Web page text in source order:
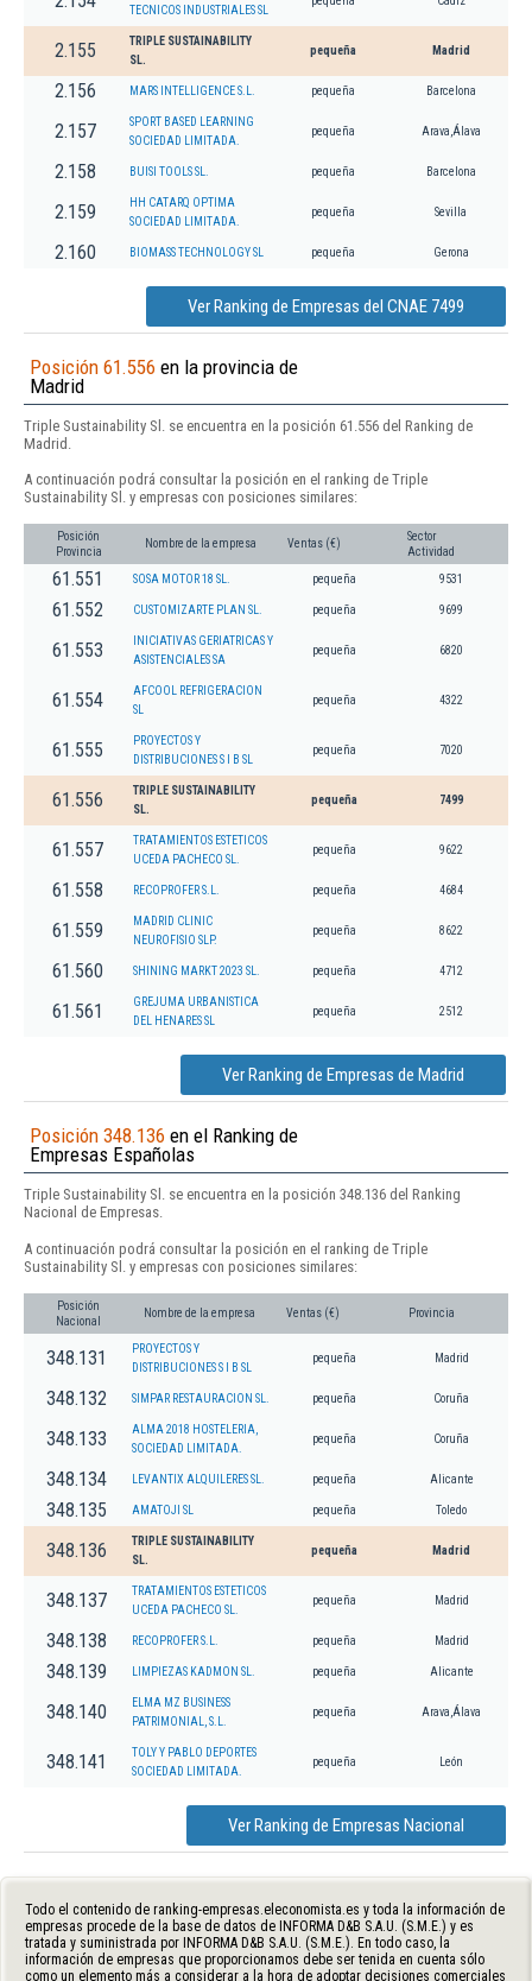
TECNICOS INDUSTRIALES SL
2.155
TRIPLE SUSTAINABILITY
SL.
pequeña Madrid
2.156 MARS INTELLIGENCE S.L. pequeña Barcelona
2.157
SPORT BASED LEARNING
SOCIEDAD LIMITADA.
pequeña Arava,Álava
2.158 BUISI TOOLS SL. pequeña Barcelona
2.159
HH CATARQ OPTIMA
SOCIEDAD LIMITADA.
pequeña Sevilla
2.160 BIOMASS TECHNOLOGY SL pequeña Gerona
Ver Ranking de Empresas del CNAE 7499
Posición 61.556 en la provincia de
Madrid
Triple Sustainability Sl. se encuentra en la posición 61.556 del Ranking de
Madrid.
A continuación podrá consultar la posición en el ranking de Triple
Sustainability Sl. y empresas con posiciones similares:
Posición
Provincia
Nombre de la empresa Ventas (€)
Sector
Actividad
61.551 SOSA MOTOR 18 SL. pequeña 9531
61.552 CUSTOMIZARTE PLAN SL. pequeña 9699
61.553
INICIATIVAS GERIATRICAS Y
ASISTENCIALES SA
pequeña 6820
61.554
AFCOOL REFRIGERACION
SL
pequeña 4322
61.555
PROYECTOS Y
DISTRIBUCIONES S I B SL
pequeña 7020
61.556
TRIPLE SUSTAINABILITY
SL.
pequeña 7499
61.557
TRATAMIENTOS ESTETICOS
UCEDA PACHECO SL.
pequeña 9622
61.558 RECOPROFER S.L. pequeña 4684
61.559
MADRID CLINIC
NEUROFISIO SLP.
pequeña 8622
61.560 SHINING MARKT 2023 SL. pequeña 4712
61.561
GREJUMA URBANISTICA
DEL HENARES SL
pequeña 2512
Ver Ranking de Empresas de Madrid
Posición 348.136 en el Ranking de
Empresas Españolas
Triple Sustainability Sl. se encuentra en la posición 348.136 del Ranking
Nacional de Empresas.
A continuación podrá consultar la posición en el ranking de Triple
Sustainability Sl. y empresas con posiciones similares:
Posición
Nacional
Nombre de la empresa Ventas (€) Provincia
348.131
PROYECTOS Y
DISTRIBUCIONES S I B SL
pequeña Madrid
348.132 SIMPAR RESTAURACION SL. pequeña Coruña
348.133
ALMA 2018 HOSTELERIA,
SOCIEDAD LIMITADA.
pequeña Coruña
348.134 LEVANTIX ALQUILERES SL. pequeña Alicante
348.135 AMATOJI SL pequeña Toledo
348.136
TRIPLE SUSTAINABILITY
SL.
pequeña Madrid
348.137
TRATAMIENTOS ESTETICOS
UCEDA PACHECO SL.
pequeña Madrid
348.138 RECOPROFER S.L. pequeña Madrid
348.139 LIMPIEZAS KADMON SL. pequeña Alicante
348.140
ELMA MZ BUSINESS
PATRIMONIAL, S.L.
pequeña Arava,Álava
348.141
TOLY Y PABLO DEPORTES
SOCIEDAD LIMITADA.
pequeña León
Ver Ranking de Empresas Nacional
Todo el contenido de ranking-empresas.eleconomista.es y toda la información de
empresas procede de la base de datos de INFORMA D&B S.A.U. (S.M.E.) y es
tratada y suministrada por INFORMA D&B S.A.U. (S.M.E.). En todo caso, la
información de empresas que proporcionamos debe ser tenida en cuenta sólo
como un elemento más a considerar a la hora de adoptar decisiones comerciales